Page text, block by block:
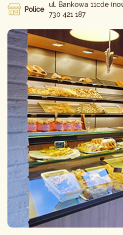
Police
ul. Bankowa 11cde
730 421 187